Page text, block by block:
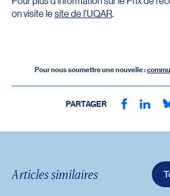
on visite lesite de l’UQAR.
Pour nous soumettre une nouvelle :
PARTAGER
Articles similaires